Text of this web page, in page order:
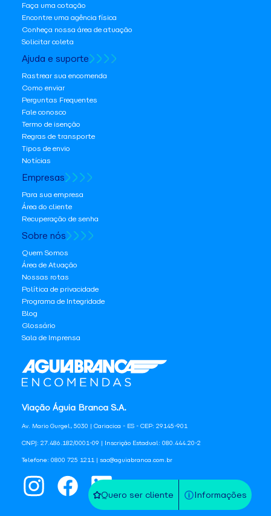
Quero ser cliente Informações
Viação Águia Branca S.A.
Av. Mario Gurgel, 5030 | Cariacica - ES - CEP: 29145-901
CNPJ: 27.486.182/0001-09 | Inscrição Estadual: 080.444.20-2
Telefone: 0800 725 1211 | sac@aguiabranca.com.br
Faça uma cotação
Encontre uma agência física
Conheça nossa área de atuação
Solicitar coleta
Ajuda e suporte
Rastrear sua encomenda
Como enviar
Perguntas Frequentes
Fale conosco
Termo de isenção
Regras de transporte
Tipos de envio
Notícias
Empresas
Para sua empresa
Área do cliente
Recuperação de senha
Sobre nós
Quem Somos
Área de Atuação
Nossas rotas
Política de privacidade
Programa de Integridade
Blog
Glossário
Sala de Imprensa